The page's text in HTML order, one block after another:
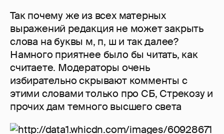
Так почему же из всех матерных
выражений редакция не может закрыть
слова на буквы м, п, ш и так далее?
Намного приятнее было бы читать, как
считаете. Модераторы очень
избирательно скрывают комменты с
этими словами только про СБ, Стрекозу и
прочих дам темного высшего света